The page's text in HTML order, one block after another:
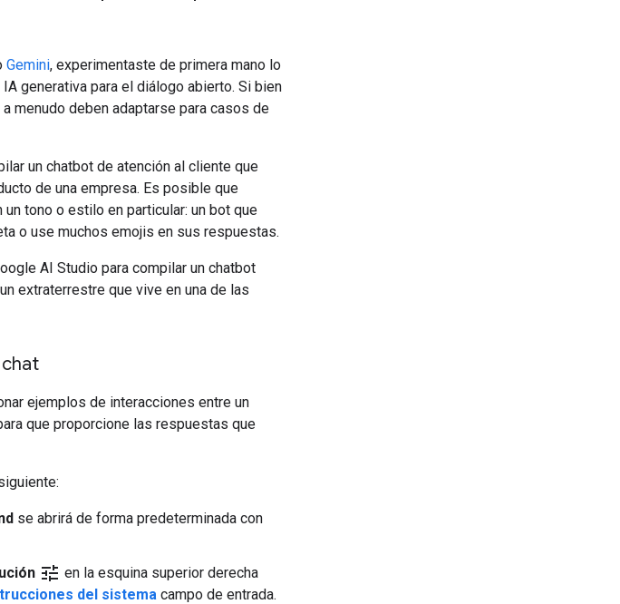
Gemini, experimentaste de primera mano lo
generativa para el diálogo abierto. Si bien
menudo deben adaptarse para casos de
un chatbot de atención al cliente que
de una empresa. Es posible que
tono o estilo en particular: un bot que
o use muchos emojis en sus respuestas.
AI Studio para compilar un chatbot
extraterrestre que vive en una de las
ejemplos de interacciones entre un
que proporcione las respuestas que
se abrirá de forma predeterminada con
tune en la esquina superior derecha
del sistema campo de entrada.